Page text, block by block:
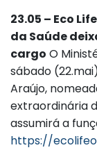
23.05 – Eco
da Saúde
cargo O
sábado
Araújo,
extraordinária
assumirá a
https://